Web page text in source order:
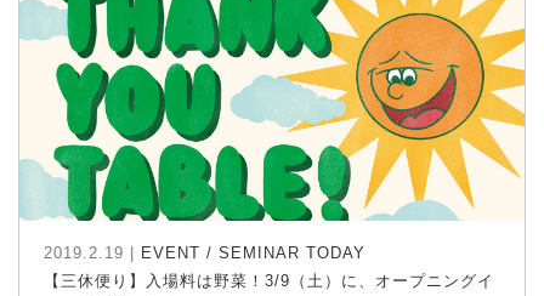
2019.2.19 | EVENT / SEMINAR TODAY
【三休便り】入場料は野菜！3/9（土）に、オープニングイ